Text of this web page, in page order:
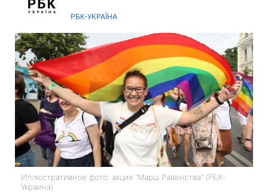
РБК-УКРАЇНА
Иллюстративное фото: акция "Марш Равенства" (РБК-
Украина)